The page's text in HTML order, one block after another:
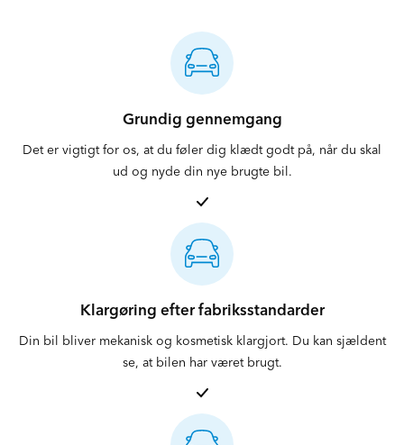
Se hos STARMARK
Grundig gennemgang
Det er vigtigt for os, at du føler dig klædt godt på, når du skal
ud og nyde din nye brugte bil.
Klargøring efter fabriksstandarder
Din bil bliver mekanisk og kosmetisk klargjort. Du kan sjældent
se, at bilen har været brugt.